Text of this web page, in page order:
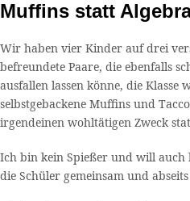
Muffins statt
Wir haben vier Kinder auf drei
befreundete Paare, die ebenfalls
ausfallen lassen könne, die
selbstgebackene Muffins und
irgendeinen wohltätigen Zweck
Ich bin kein Spießer und will auch
die Schüler gemeinsam und